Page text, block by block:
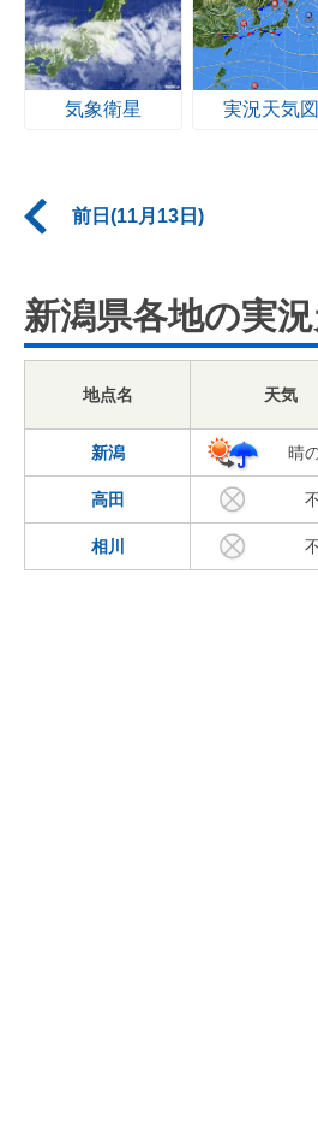
気象衛星 実況天気図
前日(11月13日)
新潟県各地の実
地点名 天気
新潟 晴
高田
相川